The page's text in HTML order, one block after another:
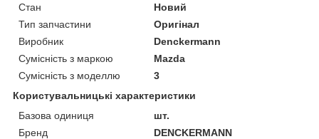
Стан
Новий
Тип запчастини
Оригінал
Виробник
Denckermann
Сумісність з маркою
Mazda
Сумісність з моделлю
3
Користувальницькі характеристики
Базова одиниця
шт.
Бренд
DENCKERMANN